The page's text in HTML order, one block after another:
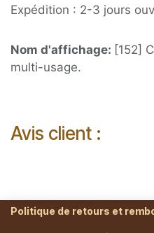
Expédition : 2-3 jours
Nom d'affichage: [152]
multi-usage.
Avis client :
Politique de retours et